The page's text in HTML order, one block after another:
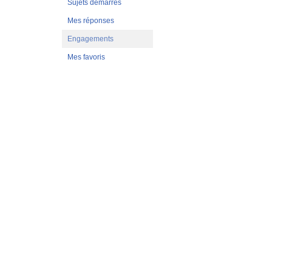
Sujets démarrés
Mes réponses
Engagements
Mes favoris